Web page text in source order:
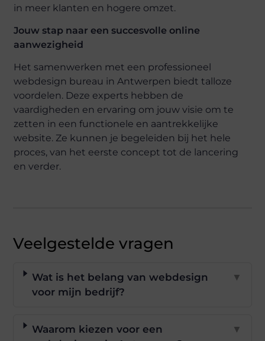
in meer klanten en hogere omzet.
Jouw stap naar een succesvolle online
aanwezigheid
Het samenwerken met een professioneel
webdesign bureau in Antwerpen biedt talloze
voordelen. Deze experts hebben de
vaardigheden en ervaring om jouw visie om te
zetten in een functionele en aantrekkelijke
website. Ze kunnen je begeleiden bij het hele
proces, van het eerste concept tot de lancering
en verder.
Veelgestelde vragen
Wat is het belang van webdesign
voor mijn bedrijf?
▼
Waarom kiezen voor een
▼